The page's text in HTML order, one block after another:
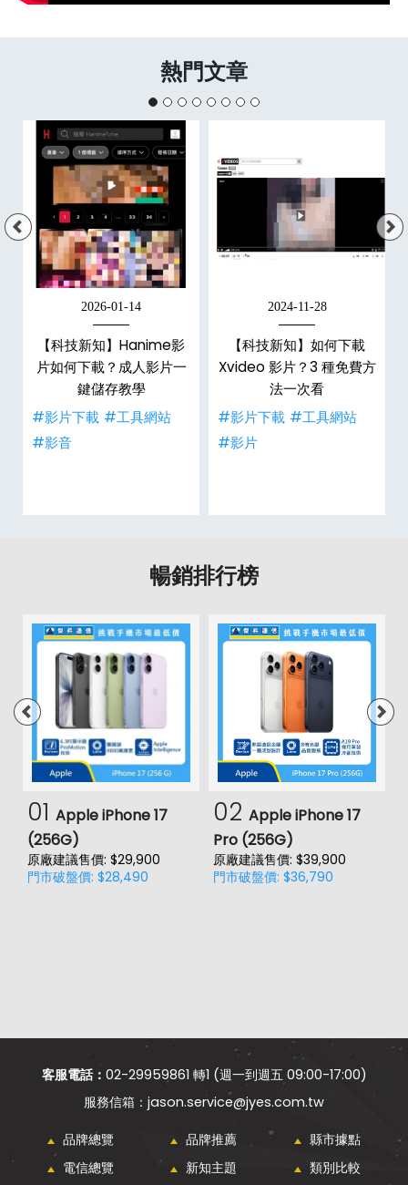
熱門文章
2026-01-14
【科技新知】Hanime影
片如何下載？成人影片一
鍵儲存教學
#影片下載 #工具網站
#影音
2024-11-28
【科技新知】如何下載
Xvideo 影片？3 種免費方
法一次看
#影片下載 #工具網站
#影片
暢銷排行榜
01 Apple iPhone 17
(256G)
原廠建議售價: $29,900
門市破盤價: $28,490
02 Apple iPhone 17
Pro (256G)
原廠建議售價: $39,900
門市破盤價: $36,790
客服電話： 02-29959861 轉1 (週一到週五 09:00-17:00)
jason.service@jyes.com.tw
品牌總覽 品牌推薦
縣市據點
電信總覽
新知主題 類別比較